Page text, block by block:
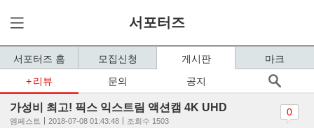
서포터즈
서포터즈 홈 모집신청 게시판
마크
리뷰
문의 공지
가성비 최고! 픽스 익스트림 액션캠 4K UHD
엠페스트 2018-07-08 01:43:48 조회수 1503
0